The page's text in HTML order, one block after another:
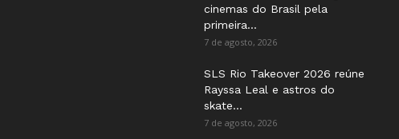
cinemas do Brasil pela
primeira...
7 de agosto, 2026
SLS Rio Takeover 2026 reúne
Rayssa Leal e astros do
skate...
7 de agosto, 2026